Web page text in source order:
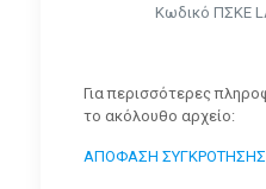
Κωδικό ΠΣΚΕ
Για περισσότερες
το ακόλουθο αρχείο:
ΑΠΟΦΑΣΗ ΣΥΓΚΡΟΤΗΣΗΣ